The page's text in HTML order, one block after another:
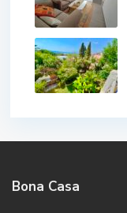
Bona Casa